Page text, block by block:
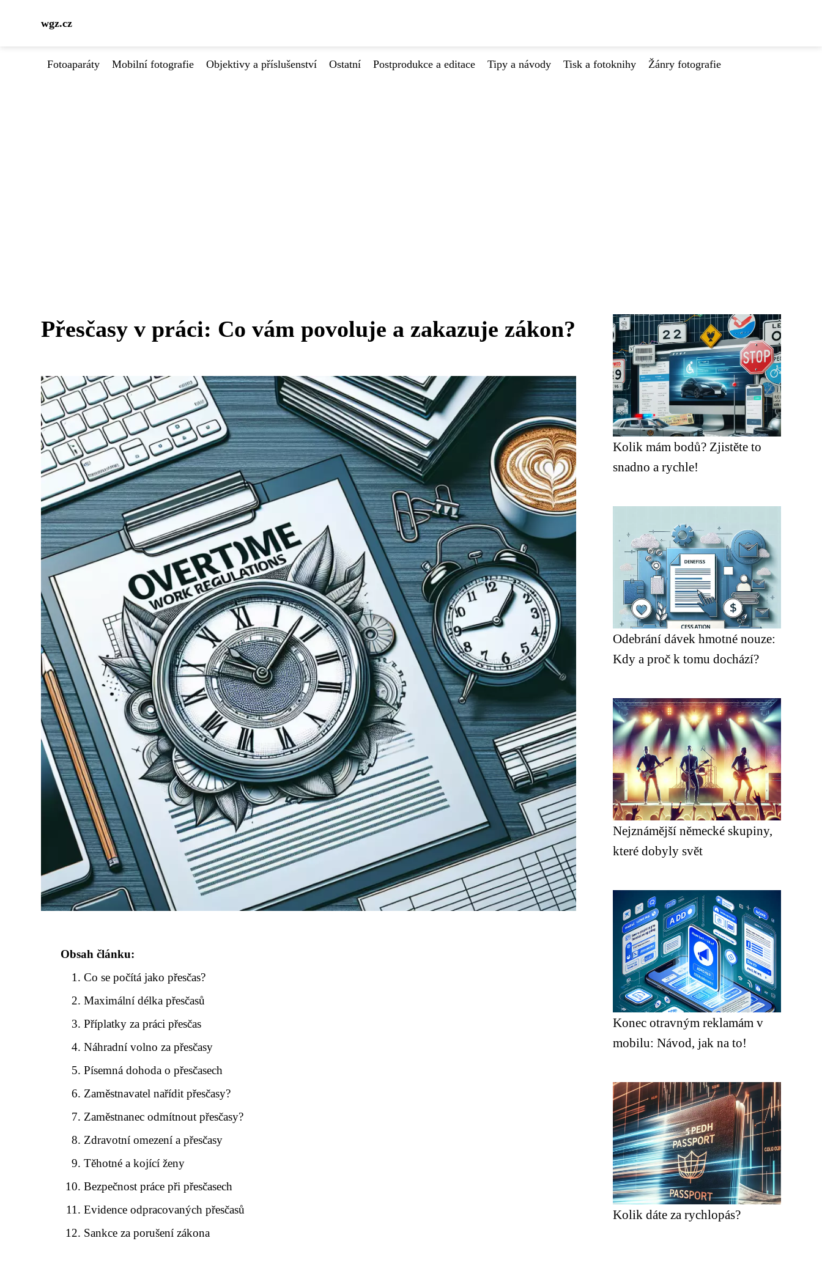
wgz.cz
Fotoaparáty Mobilní fotografie Objektivy a příslušenství Ostatní Postprodukce a editace Tipy a návody Tisk a fotoknihy Žánry fotografie
Přesčasy v práci: Co vám povoluje a zakazuje zákon?
Obsah článku:
Co se počítá jako přesčas?
Maximální délka přesčasů
Příplatky za práci přesčas
Náhradní volno za přesčasy
Písemná dohoda o přesčasech
Zaměstnavatel nařídit přesčasy?
Zaměstnanec odmítnout přesčasy?
Zdravotní omezení a přesčasy
Těhotné a kojící ženy
Bezpečnost práce při přesčasech
Evidence odpracovaných přesčasů
Sankce za porušení zákona
Kolik mám bodů? Zjistěte to
snadno a rychle!
Odebrání dávek hmotné nouze:
Kdy a proč k tomu dochází?
Nejznámější německé skupiny,
které dobyly svět
Konec otravným reklamám v
mobilu: Návod, jak na to!
Kolik dáte za rychlopás?